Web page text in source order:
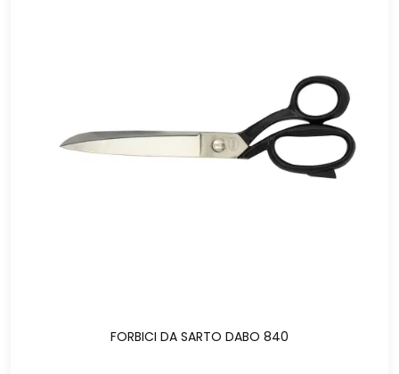
FORBICI DA SARTO DABO 840